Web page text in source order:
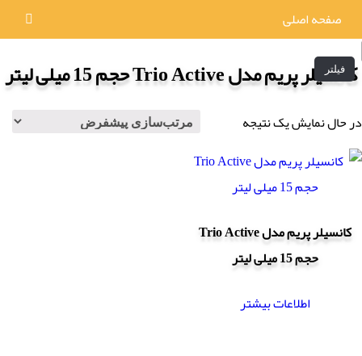
صفحه اصلی
فیلتر
کانسیلر پریم مدل Trio Active حجم 15 میلی لیتر
در حال نمایش یک نتیجه
کانسیلر پریم مدل Trio Active
حجم 15 میلی لیتر
اطلاعات بیشتر